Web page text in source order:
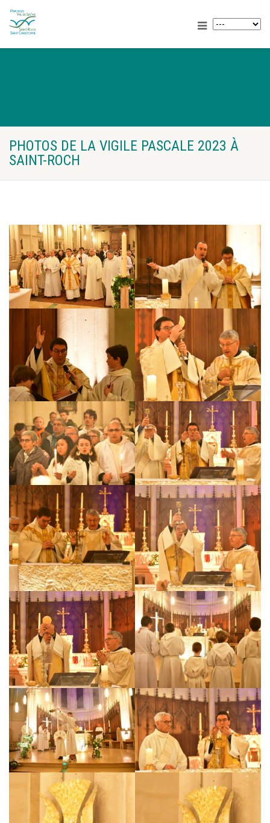
PHOTOS DE LA VIGILE PASCALE 2023 À
SAINT-ROCH